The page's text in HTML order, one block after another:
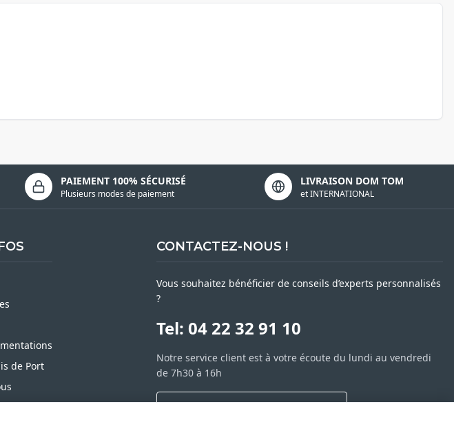
PAIEMENT 100% SÉCURISÉ
Plusieurs modes de paiement
LIVRAISON DOM TOM
et INTERNATIONAL
de Port
CONTACTEZ-NOUS !
Vous souhaitez bénéficier de conseils d’experts personnalisés
?
Tel: 04 22 32 91 10
Notre service client est à votre écoute du lundi au vendredi
de 7h30 à 16h
NOUS CONTACTER PAR MESSAGE